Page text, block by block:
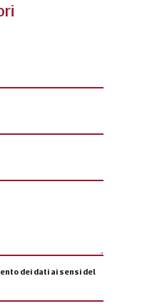
dei dati ai sensi del